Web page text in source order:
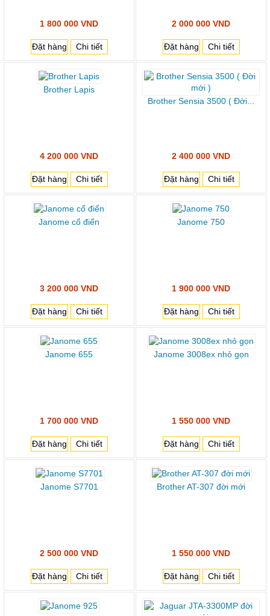
1 800 000 VND
Đặt hàng Chi tiết
2 000 000 VND
Đặt hàng Chi tiết
Brother Lapis
4 200 000 VND
Đặt hàng Chi tiết
Brother Sensia 3500 ( Đời...
2 400 000 VND
Đặt hàng Chi tiết
Janome cổ điển
3 200 000 VND
Đặt hàng Chi tiết
Janome 750
1 900 000 VND
Đặt hàng Chi tiết
Janome 655
1 700 000 VND
Đặt hàng Chi tiết
Janome 3008ex nhỏ gọn
1 550 000 VND
Đặt hàng Chi tiết
Janome S7701
2 500 000 VND
Đặt hàng Chi tiết
Brother AT-307 đời mới
1 550 000 VND
Đặt hàng Chi tiết